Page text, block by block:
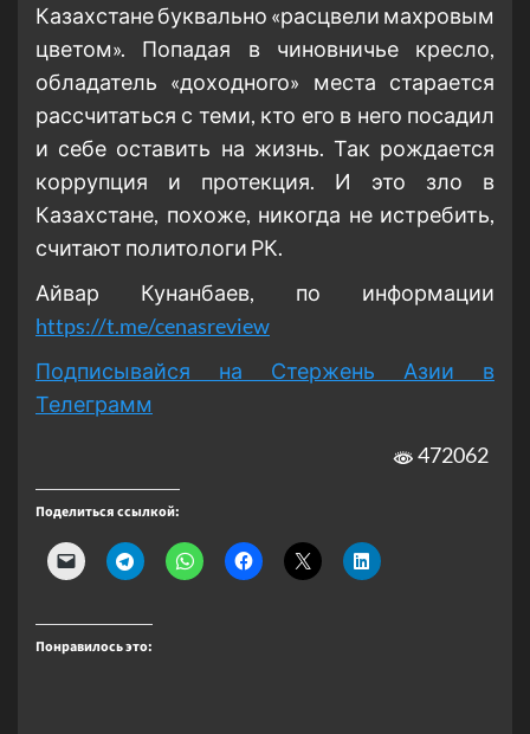
Казахстане буквально «расцвели махровым
цветом». Попадая в чиновничье кресло,
обладатель «доходного» места старается
рассчитаться с теми, кто его в него посадил
и себе оставить на жизнь. Так рождается
коррупция и протекция. И это зло в
Казахстане, похоже, никогда не истребить,
считают политологи РК.
Айвар Кунанбаев, по информации
https://t.me/cenasreview
Подписывайся на Стержень Азии в
Телеграмм
472062
Поделиться ссылкой:
Понравилось это: